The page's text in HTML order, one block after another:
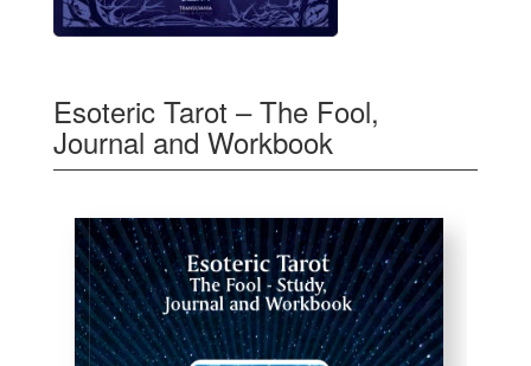
Esoteric Tarot – The Fool,
Journal and Workbook